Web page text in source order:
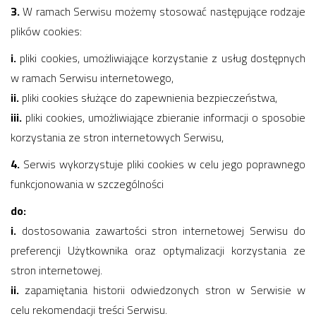
3.W ramach Serwisu możemy stosować następujące rodzaje
plików cookies:
i. pliki cookies, umożliwiające korzystanie z usług dostępnych
w ramach Serwisu internetowego,
ii.pliki cookies służące do zapewnienia bezpieczeństwa,
iii. pliki cookies, umożliwiające zbieranie informacji o sposobie
korzystania ze stron internetowych Serwisu,
4. Serwis wykorzystuje pliki cookies w celu jego poprawnego
funkcjonowania w szczególności
do:
i. dostosowania zawartości stron internetowej Serwisu do
preferencji Użytkownika oraz optymalizacji korzystania ze
stron internetowej.
ii. zapamiętania historii odwiedzonych stron w Serwisie w
celu rekomendacji treści Serwisu.